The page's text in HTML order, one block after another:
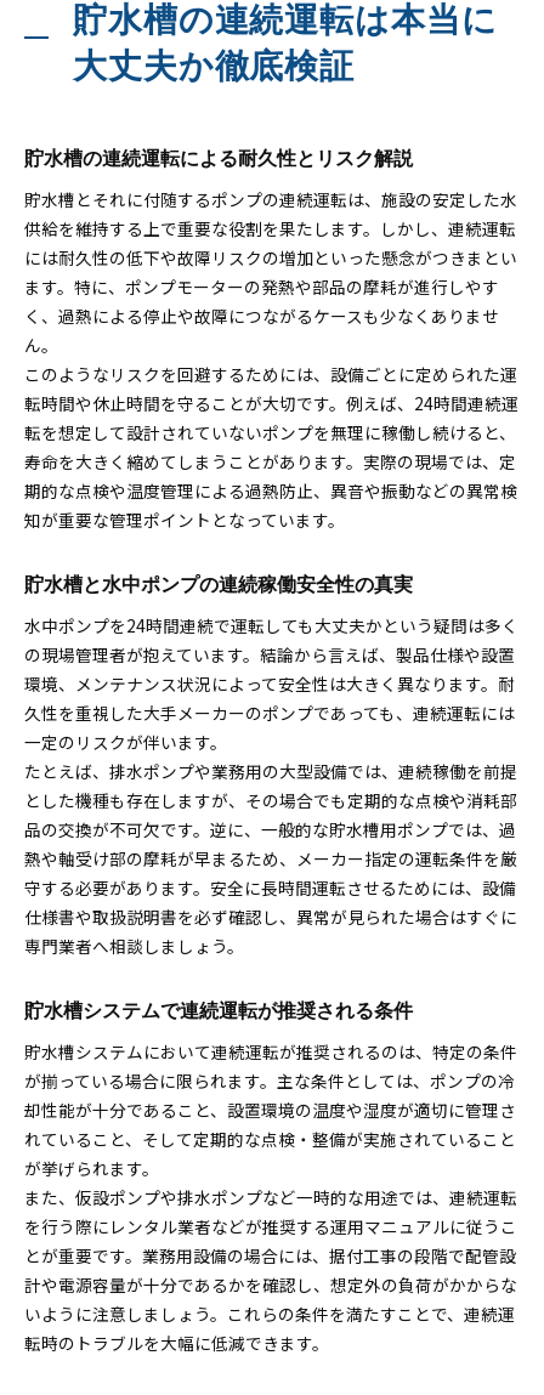
水中ポンプの24時間連続運転とその注意点
貯水槽に適したポンプ定期メンテナンス手順
水中ポンプ故障を防ぐ日常点検の重要性
効率的な貯水槽管理が安定稼働を支える理由
貯水槽の効率的な管理が安定運用を実現
水中ポンプ点検で貯水槽トラブルを未然防止
安定した貯水槽稼働に必要な管理ポイント
貯水槽管理の最適化でコストダウンを図る
貯水槽管理者が実践すべき日常作業とは
貯水槽に最適な排水ポンプの選び方と使い方
業務用排水システムで貯水槽の運用を強化
貯水槽ポンプ修理業者の選定基準と注意点
排水ポンプ業務用導入で管理負担を軽減
貯水槽のトラブル時は修理業者をどう選ぶ
連続運転下の貯水槽で多いトラブル事例と対策
貯水槽の連続運転で注意すべき過熱リスク回避法
水中ポンプ異常を早期発見する貯水槽管理術
トラブルゼロを目指す貯水槽の日常点検項目
貯水槽とポンプの連続稼働で重要な運用ルール
レンタルや据付工事を活用したコスト最適化
貯水槽設備のコスト削減にレンタル活用を検討
ポンプ据付工事で貯水槽運用コストを抑える方法
貯水槽用水中ポンプのレンタル料金とメリット
仮設ポンプやレンタルで管理コストを最適化
修理や据付業者活用による運用コスト見直し
貯水槽の連続運転は本当に
大丈夫か徹底検証
貯水槽の連続運転による耐久性とリスク解説
貯水槽とそれに付随するポンプの連続運転は、施設の安定した水
供給を維持する上で重要な役割を果たします。しかし、連続運転
には耐久性の低下や故障リスクの増加といった懸念がつきまとい
ます。特に、ポンプモーターの発熱や部品の摩耗が進行しやす
く、過熱による停止や故障につながるケースも少なくありませ
ん。
このようなリスクを回避するためには、設備ごとに定められた運
転時間や休止時間を守ることが大切です。例えば、24時間連続運
転を想定して設計されていないポンプを無理に稼働し続けると、
寿命を大きく縮めてしまうことがあります。実際の現場では、定
期的な点検や温度管理による過熱防止、異音や振動などの異常検
知が重要な管理ポイントとなっています。
貯水槽と水中ポンプの連続稼働安全性の真実
水中ポンプを24時間連続で運転しても大丈夫かという疑問は多く
の現場管理者が抱えています。結論から言えば、製品仕様や設置
環境、メンテナンス状況によって安全性は大きく異なります。耐
久性を重視した大手メーカーのポンプであっても、連続運転には
一定のリスクが伴います。
たとえば、排水ポンプや業務用の大型設備では、連続稼働を前提
とした機種も存在しますが、その場合でも定期的な点検や消耗部
品の交換が不可欠です。逆に、一般的な貯水槽用ポンプでは、過
熱や軸受け部の摩耗が早まるため、メーカー指定の運転条件を厳
守する必要があります。安全に長時間運転させるためには、設備
仕様書や取扱説明書を必ず確認し、異常が見られた場合はすぐに
専門業者へ相談しましょう。
貯水槽システムで連続運転が推奨される条件
貯水槽システムにおいて連続運転が推奨されるのは、特定の条件
が揃っている場合に限られます。主な条件としては、ポンプの冷
却性能が十分であること、設置環境の温度や湿度が適切に管理さ
れていること、そして定期的な点検・整備が実施されていること
が挙げられます。
また、仮設ポンプや排水ポンプなど一時的な用途では、連続運転
を行う際にレンタル業者などが推奨する運用マニュアルに従うこ
とが重要です。業務用設備の場合には、据付工事の段階で配管設
計や電源容量が十分であるかを確認し、想定外の負荷がかからな
いように注意しましょう。これらの条件を満たすことで、連続運
転時のトラブルを大幅に低減できます。